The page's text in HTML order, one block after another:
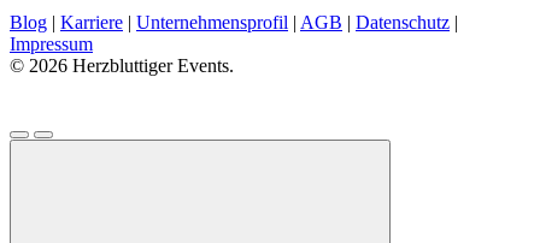
Blog | Karriere | Unternehmensprofil | AGB | Datenschutz |
Impressum
© 2026 Herzbluttiger Events.